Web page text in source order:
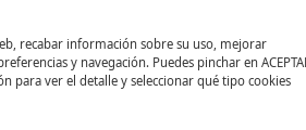
2 productos
Conjunto de
recabar información sobre su uso, mejorar
y navegación. Puedes pinchar en
para ver el detalle y seleccionar qué tipo cookies